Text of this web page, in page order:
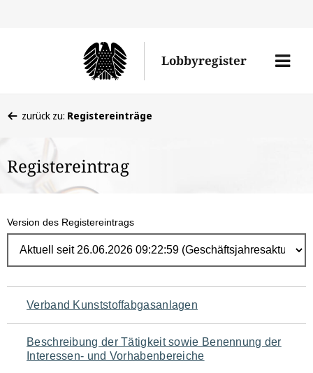
Lobbyregister
Menü
befinden
hier:
zurück zu: Registereinträge
Registereintrag
Version des Registereintrags
Navigation
für
den
Verband Kunststoffabgasanlagen
Beschreibung der Tätigkeit sowie Benennung der
Interessen- und Vorhabenbereiche